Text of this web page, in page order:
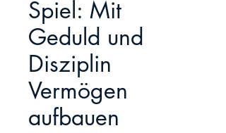
Spiel: Mit
Geduld und
Disziplin
Vermögen
aufbauen